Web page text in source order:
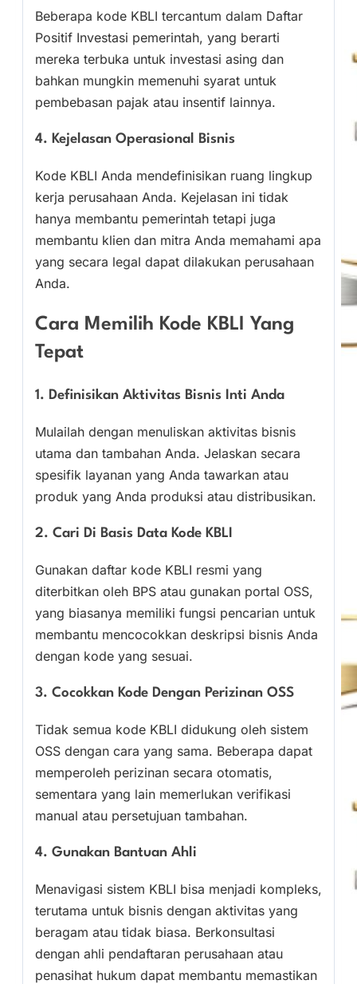
Beberapa kode KBLI tercantum dalam Daftar
Positif Investasi pemerintah, yang berarti
mereka terbuka untuk investasi asing dan
bahkan mungkin memenuhi syarat untuk
pembebasan pajak atau insentif lainnya.
4. Kejelasan Operasional Bisnis
Kode KBLI Anda mendefinisikan ruang lingkup
kerja perusahaan Anda. Kejelasan ini tidak
hanya membantu pemerintah tetapi juga
membantu klien dan mitra Anda memahami apa
yang secara legal dapat dilakukan perusahaan
Anda.
Cara Memilih Kode KBLI Yang
Tepat
1. Definisikan Aktivitas Bisnis Inti Anda
Mulailah dengan menuliskan aktivitas bisnis
utama dan tambahan Anda. Jelaskan secara
spesifik layanan yang Anda tawarkan atau
produk yang Anda produksi atau distribusikan.
2. Cari Di Basis Data Kode KBLI
Gunakan daftar kode KBLI resmi yang
diterbitkan oleh BPS atau gunakan portal OSS,
yang biasanya memiliki fungsi pencarian untuk
membantu mencocokkan deskripsi bisnis Anda
dengan kode yang sesuai.
3. Cocokkan Kode Dengan Perizinan OSS
Tidak semua kode KBLI didukung oleh sistem
OSS dengan cara yang sama. Beberapa dapat
memperoleh perizinan secara otomatis,
sementara yang lain memerlukan verifikasi
manual atau persetujuan tambahan.
4. Gunakan Bantuan Ahli
Menavigasi sistem KBLI bisa menjadi kompleks,
terutama untuk bisnis dengan aktivitas yang
beragam atau tidak biasa. Berkonsultasi
dengan ahli pendaftaran perusahaan atau
penasihat hukum dapat membantu memastikan